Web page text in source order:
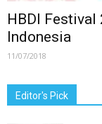
HBDI Festival
Indonesia
11/07/2018
Editor's Pick